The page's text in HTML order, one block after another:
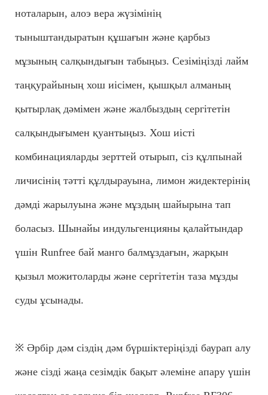
ноталарын, алоэ вера жүзімінің
тыныштандыратын құшағын және қарбыз
мұзының салқындығын табыңыз. Сезіміңізді лайм
таңқурайының хош иісімен, қышқыл алманың
қытырлақ дәмімен және жалбыздың сергітетін
салқындығымен қуантыңыз. Хош иісті
комбинацияларды зерттей отырып, сіз құлпынай
личисінің тәтті құлдырауына, лимон жидектерінің
дәмді жарылуына және мұздың шайырына тап
боласыз. Шынайы индульгенцияны қалайтындар
үшін Runfree бай манго балмұздағын, жарқын
қызыл можитоларды және сергітетін таза мұзды
суды ұсынады.
※ Әрбір дәм сіздің дәм бүршіктеріңізді баурап алу
және сізді жаңа сезімдік бақыт әлеміне апару үшін